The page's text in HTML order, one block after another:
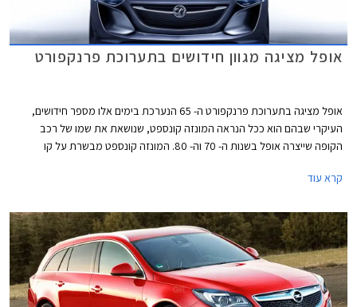
אופל מציגה מגוון חידושים בתערוכת פרנקפורט
אופל מציגה בתערוכת פרנקפורט ה- 65 הנערכת בימים אלו מספר חידושים,
העיקרי שבהם הוא ככל הנראה המונזה קונספט, שנושאת את שמו של רכב
הקופה שייצרה אופל בשנות ה- 70 וה- 80. המונזה קונספט מבשרת על קו
קונספט ספורטיבי ועתידני כאשר הסממן הבולט ביותר הוא צמד הדלתות
להיעדרותה של קורה B.
קרא עוד